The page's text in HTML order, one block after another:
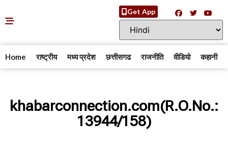
Get App
Home राष्ट्रीय मध्य प्रदेश छत्तीसगढ राजनीति वीडियो कहानी
khabarconnection.com(R.O.No.:
13944/158)